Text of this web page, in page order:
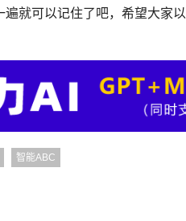
可以记住了吧，希望大家以
智能ABC